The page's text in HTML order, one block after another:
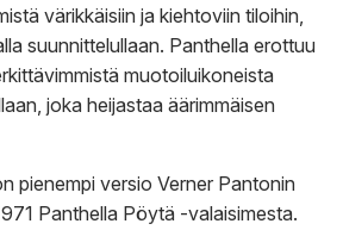
värikkäisiin ja kiehtoviin tiloihin,
suunnittelullaan. Panthella erottuu
muotoiluikoneista
joka heijastaa äärimmäisen
pienempi versio Verner Pantonin
Panthella Pöytä -valaisimesta.